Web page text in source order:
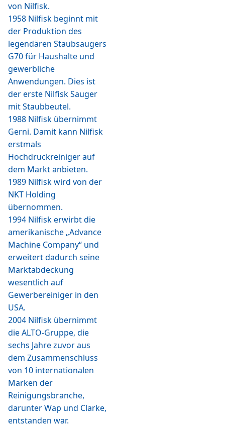
von Nilfisk.
1958 Nilfisk beginnt mit
der Produktion des
legendären Staubsaugers
G70 für Haushalte und
gewerbliche
Anwendungen. Dies ist
der erste Nilfisk Sauger
mit Staubbeutel.
1988 Nilfisk übernimmt
Gerni. Damit kann Nilfisk
erstmals
Hochdruckreiniger auf
dem Markt anbieten.
1989 Nilfisk wird von der
NKT Holding
übernommen.
1994 Nilfisk erwirbt die
amerikanische „Advance
Machine Company“ und
erweitert dadurch seine
Marktabdeckung
wesentlich auf
Gewerbereiniger in den
USA.
2004 Nilfisk übernimmt
die ALTO-Gruppe, die
sechs Jahre zuvor aus
dem Zusammenschluss
von 10 internationalen
Marken der
Reinigungsbranche,
darunter Wap und Clarke,
entstanden war.